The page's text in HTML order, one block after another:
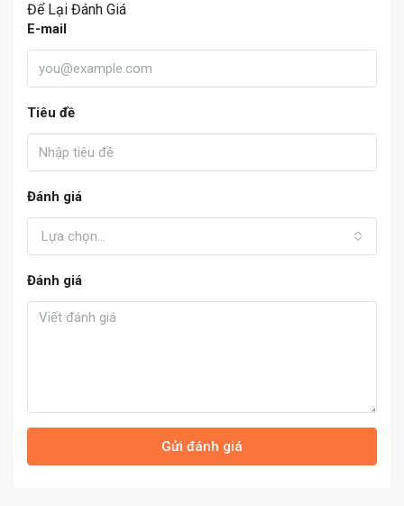
Để Lại Đánh Giá
E-mail
Tiêu đề
Đánh giá
Lựa chọn...
Đánh giá
Gửi đánh giá